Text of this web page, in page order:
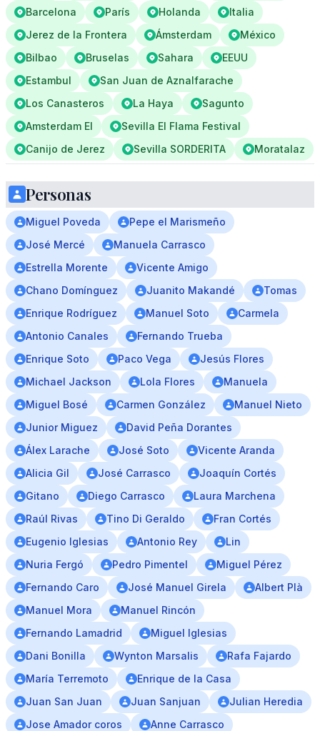
Barcelona París Holanda
Italia
Jerez de la Frontera
Ámsterdam
México
Bilbao
Bruselas Sahara
EEUU
Estambul
San Juan de Aznalfarache
Los Canasteros
La Haya
Sagunto
Amsterdam El
Sevilla El Flama Festival
Canijo de Jerez
Sevilla SORDERITA Moratalaz
Personas
Miguel Poveda
Pepe el Marismeño
José Mercé
Manuela Carrasco
Estrella Morente
Vicente Amigo
Chano Domínguez
Juanito Makandé
Tomas
Enrique Rodríguez
Manuel Soto
Carmela
Antonio Canales
Fernando Trueba
Enrique Soto
Paco Vega
Jesús Flores
Michael Jackson
Lola Flores
Manuela
Miguel Bosé
Carmen González
Manuel Nieto
Junior Miguez
David Peña Dorantes
Álex Larache
José Soto
Vicente Aranda
Alicia Gil
José Carrasco
Joaquín Cortés
Gitano
Diego Carrasco
Laura Marchena
Raúl Rivas
Tino Di Geraldo
Fran Cortés
Eugenio Iglesias
Antonio Rey
Lin
Nuria Fergó
Pedro Pimentel
Miguel Pérez
Fernando Caro
José Manuel Girela
Albert Plà
Manuel Mora
Manuel Rincón
Fernando Lamadrid
Miguel Iglesias
Dani Bonilla
Wynton Marsalis
Rafa Fajardo
María Terremoto
Enrique de la Casa
Juan San Juan
Juan Sanjuan
Julian Heredia
Jose Amador coros
Anne Carrasco